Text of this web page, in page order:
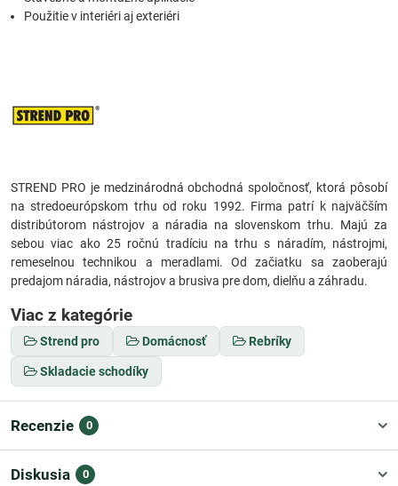
Použitie v interiéri aj exteriéri
STREND PRO je medzinárodná obchodná spoločnosť, ktorá pôsobí
na stredoeurópskom trhu od roku 1992. Firma patrí k najväčším
distribútorom nástrojov a náradia na slovenskom trhu. Majú za
sebou viac ako 25 ročnú tradíciu na trhu s náradím, nástrojmi,
remeselnou technikou a meradlami. Od začiatku sa zaoberajú
predajom náradia, nástrojov a brusiva pre dom, dielňu a záhradu.
Viac z kategórie
Strend pro Domácnosť Rebríky
Skladacie schodíky
Recenzie 0
Diskusia 0